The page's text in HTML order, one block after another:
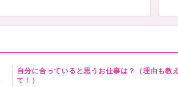
自分に合っていると思うお仕事は？（理由も教え
て！）